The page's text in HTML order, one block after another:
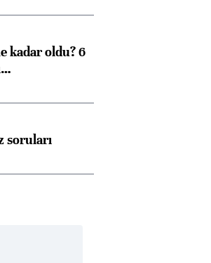
kadar oldu? 6
soruları